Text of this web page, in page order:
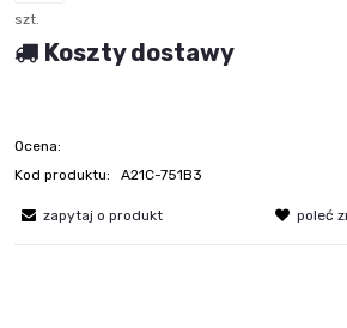
szt.
Koszty dostawy
Ocena:
Kod produktu:
A21C-751B3
zapytaj o produkt poleć